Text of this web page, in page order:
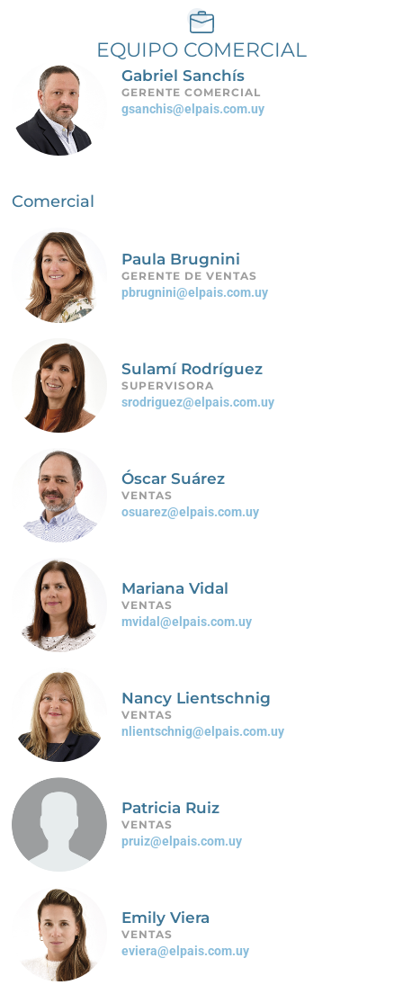
EQUIPO COMERCIAL
Gabriel Sanchís
GERENTE COMERCIAL
gsanchis@elpais.com.uy
Comercial
Paula Brugnini
GERENTE DE VENTAS
pbrugnini@elpais.com.uy
Sulamí Rodríguez
SUPERVISORA
srodriguez@elpais.com.uy
Óscar Suárez
VENTAS
osuarez@elpais.com.uy
Mariana Vidal
VENTAS
mvidal@elpais.com.uy
Nancy Lientschnig
VENTAS
nlientschnig@elpais.com.uy
Patricia Ruiz
VENTAS
pruiz@elpais.com.uy
Emily Viera
VENTAS
eviera@elpais.com.uy